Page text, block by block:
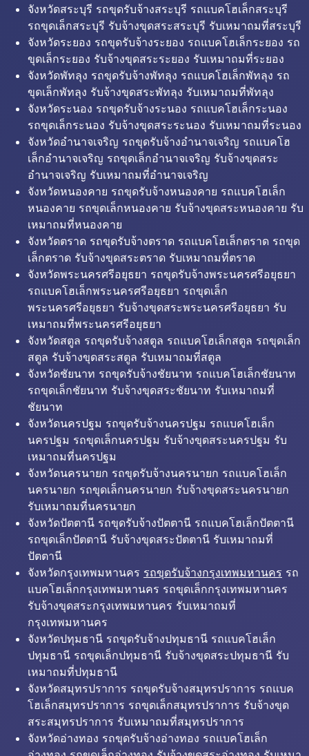
จังหวัดสระบุรี รถขุดรับจ้างสระบุรี รถแบคโฮเล็กสระบุรี
รถขุดเล็กสระบุรี รับจ้างขุดสระสระบุรี รับเหมาถมที่สระบุรี
จังหวัดระยอง รถขุดรับจ้างระยอง รถแบคโฮเล็กระยอง รถ
ขุดเล็กระยอง รับจ้างขุดสระระยอง รับเหมาถมที่ระยอง
จังหวัดพัทลุง รถขุดรับจ้างพัทลุง รถแบคโฮเล็กพัทลุง รถ
ขุดเล็กพัทลุง รับจ้างขุดสระพัทลุง รับเหมาถมที่พัทลุง
จังหวัดระนอง รถขุดรับจ้างระนอง รถแบคโฮเล็กระนอง
รถขุดเล็กระนอง รับจ้างขุดสระระนอง รับเหมาถมที่ระนอง
จังหวัดอำนาจเจริญ รถขุดรับจ้างอำนาจเจริญ รถแบคโฮ
เล็กอำนาจเจริญ รถขุดเล็กอำนาจเจริญ รับจ้างขุดสระ
อำนาจเจริญ รับเหมาถมที่อำนาจเจริญ
จังหวัดหนองคาย รถขุดรับจ้างหนองคาย รถแบคโฮเล็ก
หนองคาย รถขุดเล็กหนองคาย รับจ้างขุดสระหนองคาย รับ
เหมาถมที่หนองคาย
จังหวัดตราด รถขุดรับจ้างตราด รถแบคโฮเล็กตราด รถขุด
เล็กตราด รับจ้างขุดสระตราด รับเหมาถมที่ตราด
จังหวัดพระนครศรีอยุธยา รถขุดรับจ้างพระนครศรีอยุธยา
รถแบคโฮเล็กพระนครศรีอยุธยา รถขุดเล็ก
พระนครศรีอยุธยา รับจ้างขุดสระพระนครศรีอยุธยา รับ
เหมาถมที่พระนครศรีอยุธยา
จังหวัดสตูล รถขุดรับจ้างสตูล รถแบคโฮเล็กสตูล รถขุดเล็ก
สตูล รับจ้างขุดสระสตูล รับเหมาถมที่สตูล
จังหวัดชัยนาท รถขุดรับจ้างชัยนาท รถแบคโฮเล็กชัยนาท
รถขุดเล็กชัยนาท รับจ้างขุดสระชัยนาท รับเหมาถมที่
ชัยนาท
จังหวัดนครปฐม รถขุดรับจ้างนครปฐม รถแบคโฮเล็ก
นครปฐม รถขุดเล็กนครปฐม รับจ้างขุดสระนครปฐม รับ
เหมาถมที่นครปฐม
จังหวัดนครนายก รถขุดรับจ้างนครนายก รถแบคโฮเล็ก
นครนายก รถขุดเล็กนครนายก รับจ้างขุดสระนครนายก
รับเหมาถมที่นครนายก
จังหวัดปัตตานี รถขุดรับจ้างปัตตานี รถแบคโฮเล็กปัตตานี
รถขุดเล็กปัตตานี รับจ้างขุดสระปัตตานี รับเหมาถมที่
ปัตตานี
จังหวัดกรุงเทพมหานคร รถขุดรับจ้างกรุงเทพมหานคร รถ
แบคโฮเล็กกรุงเทพมหานคร รถขุดเล็กกรุงเทพมหานคร
รับจ้างขุดสระกรุงเทพมหานคร รับเหมาถมที่
กรุงเทพมหานคร
จังหวัดปทุมธานี รถขุดรับจ้างปทุมธานี รถแบคโฮเล็ก
ปทุมธานี รถขุดเล็กปทุมธานี รับจ้างขุดสระปทุมธานี รับ
เหมาถมที่ปทุมธานี
จังหวัดสมุทรปราการ รถขุดรับจ้างสมุทรปราการ รถแบค
โฮเล็กสมุทรปราการ รถขุดเล็กสมุทรปราการ รับจ้างขุด
สระสมุทรปราการ รับเหมาถมที่สมุทรปราการ
จังหวัดอ่างทอง รถขุดรับจ้างอ่างทอง รถแบคโฮเล็ก